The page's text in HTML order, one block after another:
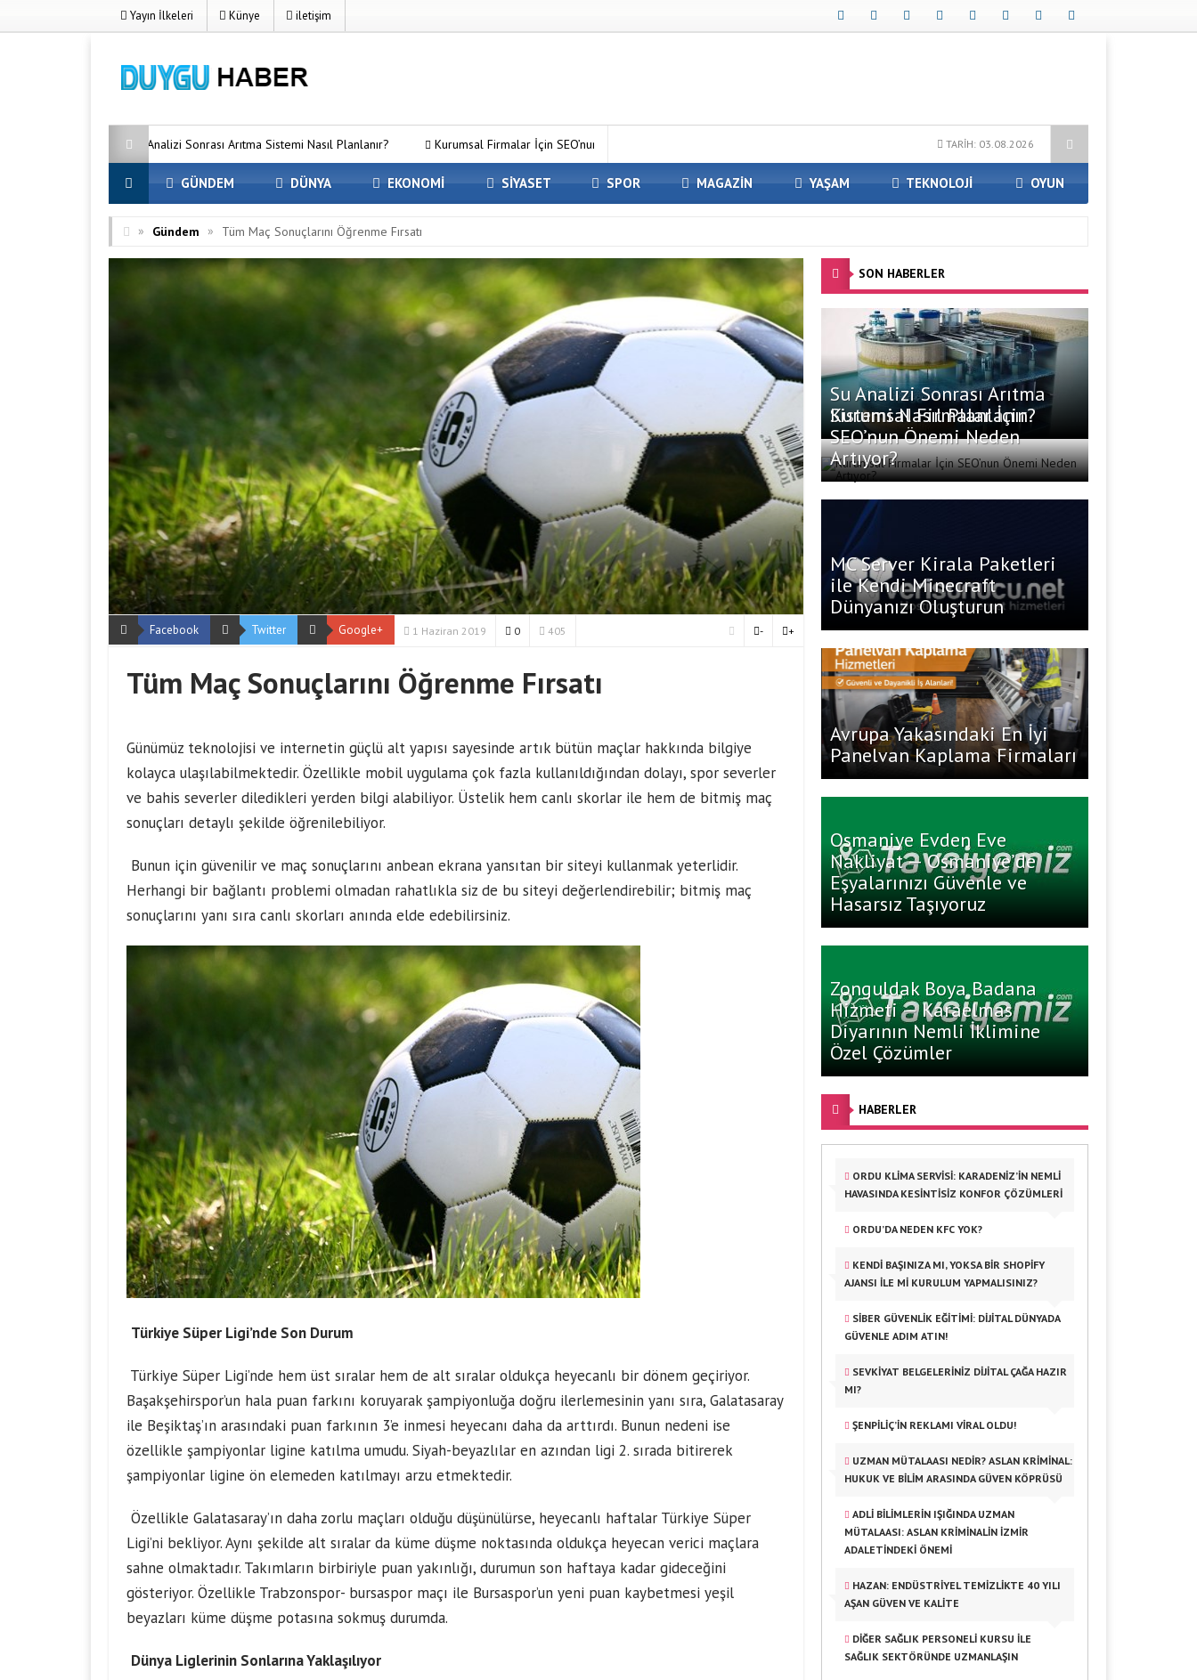
Yayın İlkeleri Künye iletişim
Su Analizi Sonrası Arıtma Sistemi Nasıl Planlanır? Kurumsal Firmalar İçin SEO’nun Önemi Neden Artıyor? MC Server Kirala Paketleri ile Kendi Minecraft Dünyanızı Oluşturun Avrupa Yakasındaki En
TARİH: 03.08.2026
GÜNDEM DÜNYA EKONOMİ SİYASET SPOR MAGAZİN YAŞAM TEKNOLOJİ OYUN
» Gündem » Tüm Maç Sonuçlarını Öğrenme Fırsatı
Facebook Twitter Google+ 1 Haziran 2019 0 405 +
-
Tüm Maç Sonuçlarını Öğrenme Fırsatı
Günümüz teknolojisi ve internetin güçlü alt yapısı sayesinde artık bütün maçlar hakkında bilgiye
kolayca ulaşılabilmektedir. Özellikle mobil uygulama çok fazla kullanıldığından dolayı, spor severler
ve bahis severler diledikleri yerden bilgi alabiliyor. Üstelik hem canlı skorlar ile hem de bitmiş maç
sonuçları detaylı şekilde öğrenilebiliyor.
Bunun için güvenilir ve maç sonuçlarını anbean ekrana yansıtan bir siteyi kullanmak yeterlidir.
Herhangi bir bağlantı problemi olmadan rahatlıkla siz de bu siteyi değerlendirebilir; bitmiş maç
sonuçlarını yanı sıra canlı skorları anında elde edebilirsiniz.
Türkiye Süper Ligi’nde Son Durum
Türkiye Süper Ligi’nde hem üst sıralar hem de alt sıralar oldukça heyecanlı bir dönem geçiriyor.
Başakşehirspor’un hala puan farkını koruyarak şampiyonluğa doğru ilerlemesinin yanı sıra, Galatasaray
ile Beşiktaş’ın arasındaki puan farkının 3’e inmesi heyecanı daha da arttırdı. Bunun nedeni ise
özellikle şampiyonlar ligine katılma umudu. Siyah-beyazlılar en azından ligi 2. sırada bitirerek
şampiyonlar ligine ön elemeden katılmayı arzu etmektedir.
Özellikle Galatasaray’ın daha zorlu maçları olduğu düşünülürse, heyecanlı haftalar Türkiye Süper
Ligi’ni bekliyor. Aynı şekilde alt sıralar da küme düşme noktasında oldukça heyecan verici maçlara
sahne olmaktadır. Takımların birbiriyle puan yakınlığı, durumun son haftaya kadar gideceğini
gösteriyor. Özellikle Trabzonspor- bursaspor maçı ile Bursaspor’un yeni puan kaybetmesi yeşil
beyazları küme düşme potasına sokmuş durumda.
Dünya Liglerinin Sonlarına Yaklaşılıyor
SON HABERLER
Su Analizi Sonrası Arıtma
Sistemi Nasıl Planlanır?
Kurumsal Firmalar İçin
SEO’nun Önemi Neden
Artıyor?
MC Server Kirala Paketleri
ile Kendi Minecraft
Dünyanızı Oluşturun
Avrupa Yakasındaki En İyi
Panelvan Kaplama Firmaları
Osmaniye Evden Eve
Nakliyat — Osmaniye’de
Eşyalarınızı Güvenle ve
Hasarsız Taşıyoruz
Zonguldak Boya Badana
Hizmeti — Karaelmas
Diyarının Nemli İklimine
Özel Çözümler
HABERLER
ORDU KLIMA SERVISI: KARADENIZ’IN NEMLI
HAVASINDA KESINTISIZ KONFOR ÇÖZÜMLERI
ORDU’DA NEDEN KFC YOK?
KENDI BAŞINIZA MI, YOKSA BIR SHOPIFY
AJANSI ILE MI KURULUM YAPMALISINIZ?
SIBER GÜVENLIK EĞITIMI: DIJITAL DÜNYADA
GÜVENLE ADIM ATIN!
SEVKIYAT BELGELERINIZ DIJITAL ÇAĞA HAZIR
MI?
ŞENPILIÇ’IN REKLAMI VIRAL OLDU!
UZMAN MÜTALAASI NEDIR? ASLAN KRIMINAL:
HUKUK VE BILIM ARASINDA GÜVEN KÖPRÜSÜ
ADLI BILIMLERIN IŞIĞINDA UZMAN
MÜTALAASI: ASLAN KRIMINALIN İZMIR
ADALETINDEKI ÖNEMI
HAZAN: ENDÜSTRIYEL TEMIZLIKTE 40 YILI
AŞAN GÜVEN VE KALITE
DIĞER SAĞLIK PERSONELI KURSU ILE
SAĞLIK SEKTÖRÜNDE UZMANLAŞIN